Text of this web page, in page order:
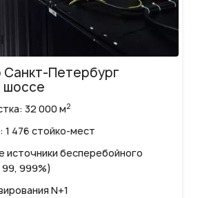
Петербург
шоссе
32 000 м2
476 стойко-мест
источники бесперебойного
999%)
N+1